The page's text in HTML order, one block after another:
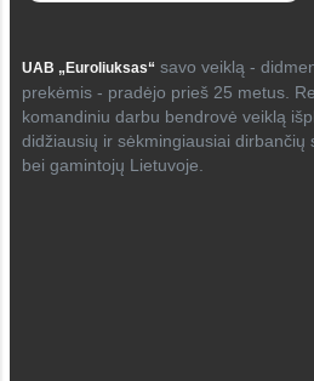
UAB „Euroliuksas“ savo veiklą -
prekėmis - pradėjo prieš 25 metus.
komandiniu darbu bendrovė veiklą
didžiausių ir sėkmingiausiai dirbančių
bei gamintojų Lietuvoje.